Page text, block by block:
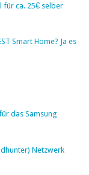
für ca. 25€ selber
Smart Home? Ja es
das Samsung
Netzwerk